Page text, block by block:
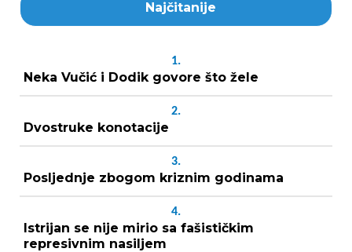
Najčitanije
1.
Neka Vučić i Dodik govore što žele
2.
Dvostruke konotacije
3.
Posljednje zbogom kriznim godinama
4.
Istrijan se nije mirio sa fašističkim
represivnim nasiljem